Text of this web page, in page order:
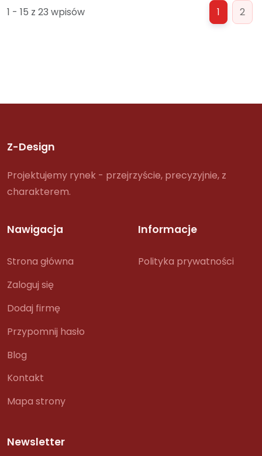
1 - 15 z 23 wpisów 1 2
Z-Design
Projektujemy rynek - przejrzyście, precyzyjnie, z
charakterem.
Nawigacja
Strona główna
Zaloguj się
Dodaj firmę
Przypomnij hasło
Blog
Kontakt
Mapa strony
Informacje
Polityka prywatności
Newsletter